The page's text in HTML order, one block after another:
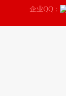
企业QQ：